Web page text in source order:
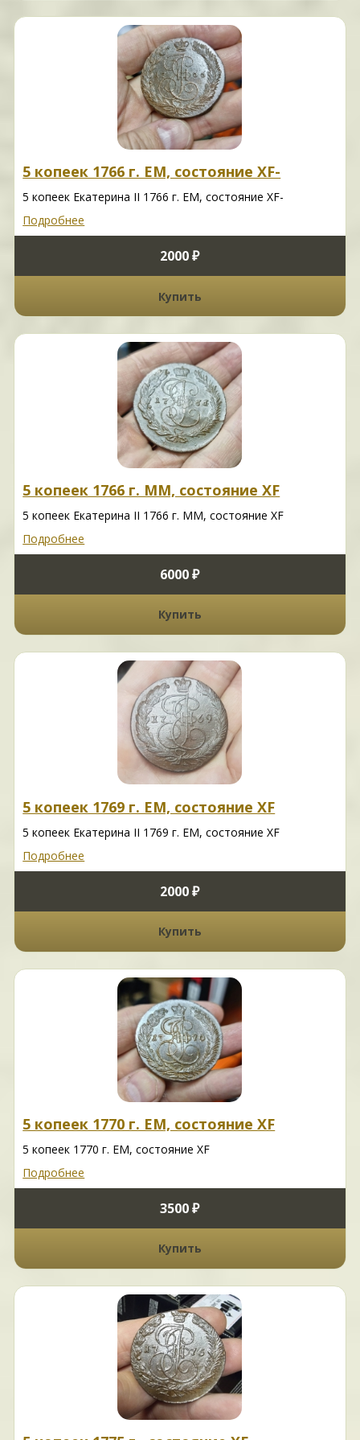
5 копеек 1766 г. ЕМ, состояние XF-
5 копеек Екатерина II 1766 г. ЕМ, состояние XF-
Подробнее
2000 ₽
Купить
5 копеек 1766 г. ММ, состояние XF
5 копеек Екатерина II 1766 г. ММ, состояние XF
Подробнее
6000 ₽
Купить
5 копеек 1769 г. ЕМ, состояние XF
5 копеек Екатерина II 1769 г. ЕМ, состояние XF
Подробнее
2000 ₽
Купить
5 копеек 1770 г. ЕМ, состояние XF
5 копеек 1770 г. ЕМ, состояние XF
Подробнее
3500 ₽
Купить